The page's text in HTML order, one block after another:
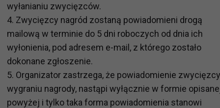
wyłanianiu zwycięzców.
4. Zwycięzcy nagród zostaną powiadomieni drogą
mailową w terminie do 5 dni roboczych od dnia ich
wyłonienia, pod adresem e-mail, z którego zostało
dokonane zgłoszenie.
5. Organizator zastrzega, że powiadomienie
wygraniu nagrody, nastąpi wyłącznie w formie
powyżej i tylko taka forma powiadomienia stanowi